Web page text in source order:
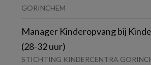
GORINCHEM
Manager Kinderopvang bij
(28-32 uur)
STICHTING KINDERCENTRA